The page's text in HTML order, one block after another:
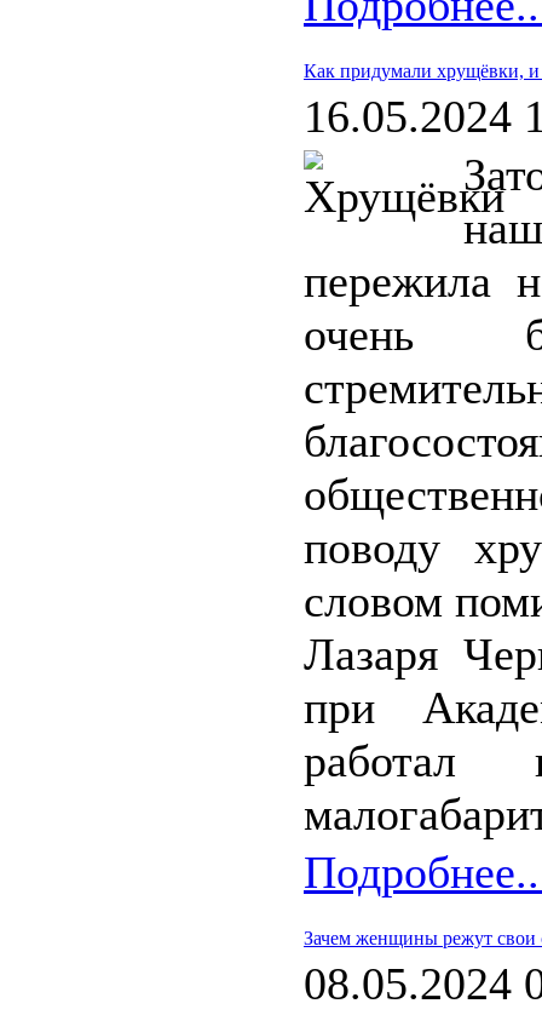
Как придумали хрущёвки, и
16.05.2024
пережила
очень
поводу
словом
Лазаря
при
работал
Зачем женщины режут свои
08.05.2024